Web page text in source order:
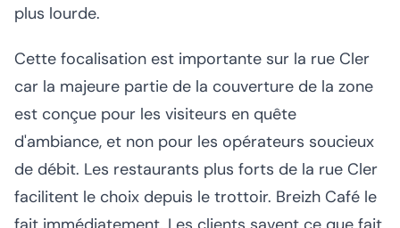
plus lourde.
Cette focalisation est importante sur la rue Cler
car la majeure partie de la couverture de la zone
est conçue pour les visiteurs en quête
d'ambiance, et non pour les opérateurs soucieux
de débit. Les restaurants plus forts de la rue Cler
facilitent le choix depuis le trottoir. Breizh Café le